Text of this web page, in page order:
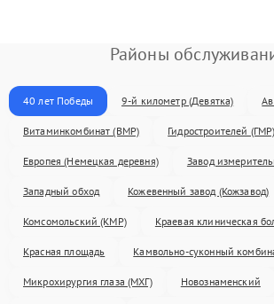
Районы
40 лет Победы 9-й километр (Девятка)
Витаминкомбинат (ВМР) Гидростроителей (ГМР)
Европея (Немецкая деревня) Завод
Западный обход Кожевенный завод (Кожзавод)
Комсомольский (КМР) Краевая клиническая
Красная площадь Камвольно-суконный
Микрохирургия глаза (МХГ) Новознаменский